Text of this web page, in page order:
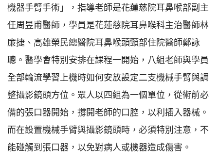
機器手臂手術」，指導老師是花蓮慈院耳鼻喉部副主
任周昱甫醫師，學員是花蓮慈院耳鼻喉科主治醫師林
廉捷、高雄榮民總醫院耳鼻喉頭頸部住院醫師鄭詠
聰。醫學會特別安排在課程一開始，八組老師與學員
全部輪流學習上機時如何安放設定二支機械手臂與調
整攝影鏡頭方位。眾人以四組為一個單位，從術前必
備的張口器開始，撐開老師的口腔，以利插入器械。
而在設置機械手臂與攝影鏡頭時，必須特別注意，不
能碰觸到張口器，以免對病人或機器造成傷害。